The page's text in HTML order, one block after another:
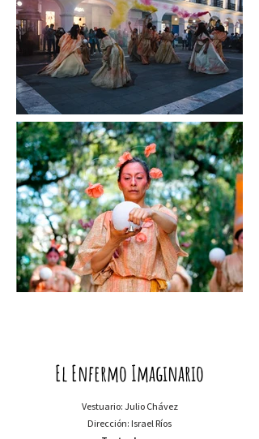
El Enfermo Imaginario
Vestuario: Julio Chávez
Dirección: Israel Ríos